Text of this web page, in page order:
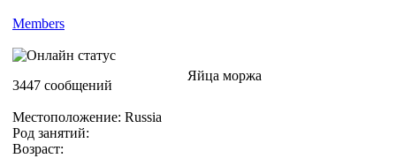
Members
3447 сообщений
Местоположение: Russia
Род занятий:
Возраст:
Яйца моржа